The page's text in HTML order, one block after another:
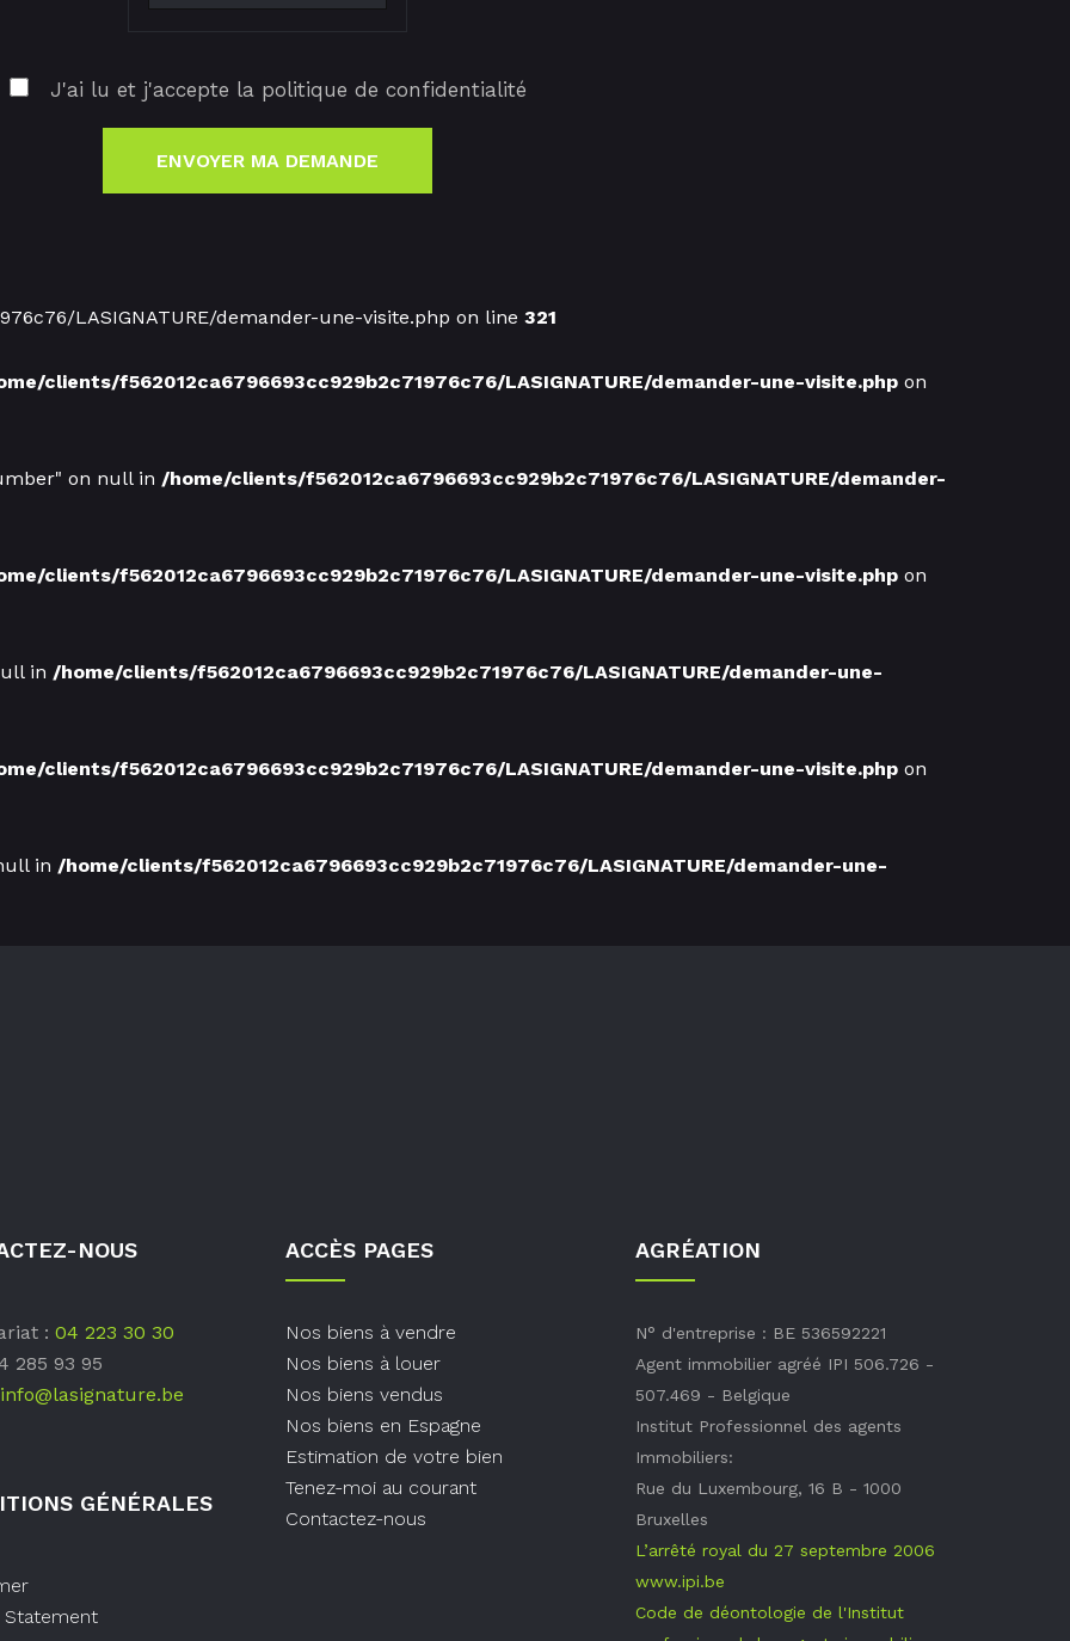
J'ai lu et j'accepte la politique de confidentialité
ENVOYER MA DEMANDE
LASIGNATURE/demander-une-visite.php on line 321
clients/f562012ca6796693cc929b2c71976c76/LASIGNATURE/demander-une-visite.php on
on null in /home/clients/f562012ca6796693cc929b2c71976c76/LASIGNATURE/demander-
clients/f562012ca6796693cc929b2c71976c76/LASIGNATURE/demander-une-visite.php on
in /home/clients/f562012ca6796693cc929b2c71976c76/LASIGNATURE/demander-une-
clients/f562012ca6796693cc929b2c71976c76/LASIGNATURE/demander-une-visite.php on
in /home/clients/f562012ca6796693cc929b2c71976c76/LASIGNATURE/demander-une-
NOUS
: 04 223 30 30
285 93 95
info@lasignature.be
GÉNÉRALES
Statement
ACCÈS PAGES
Nos biens à vendre
Nos biens à louer
Nos biens vendus
Nos biens en Espagne
Estimation de votre bien
Tenez-moi au courant
Contactez-nous
AGRÉATION
N° d'entreprise : BE 536592221
Agent immobilier agréé IPI 506.726 -
507.469 - Belgique
Institut Professionnel des agents
Immobiliers:
Rue du Luxembourg, 16 B - 1000
Bruxelles
L’arrêté royal du 27 septembre 2006
www.ipi.be
Code de déontologie de l'Institut